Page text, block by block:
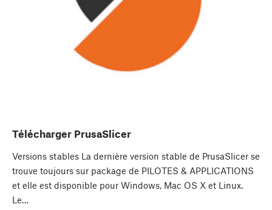
Télécharger PrusaSlicer
Versions stables La dernière version stable de PrusaSlicer se
trouve toujours sur package de PILOTES & APPLICATIONS
et elle est disponible pour Windows, Mac OS X et Linux.
Le…